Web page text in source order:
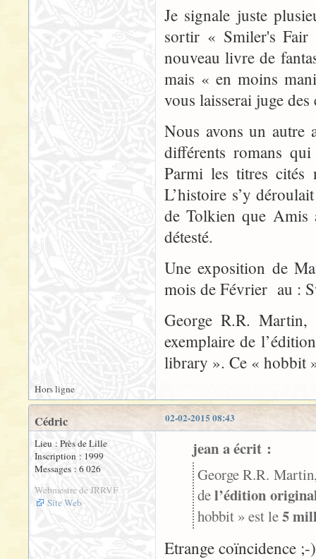
Je signale juste
sortir « Smiler's Fair
nouveau livre de
mais « en moins
vous laisserai juge
Nous avons un
différents romans
Parmi les titres
L’histoire s’y
de Tolkien que Amis
détesté.
Une exposition de
mois de Février au :
George R.R.
exemplaire de
library ». Ce « hobbit
Hors ligne
02-02-2015 08:43
Cédric
Lieu : Près de Lille
Inscription : 1999
Messages : 6 026
Webmestre de JRRVF
Site Web
jean a écrit :
George R.R.
del’édition
hobbit » est le5
Etrange coïncidence ;-)